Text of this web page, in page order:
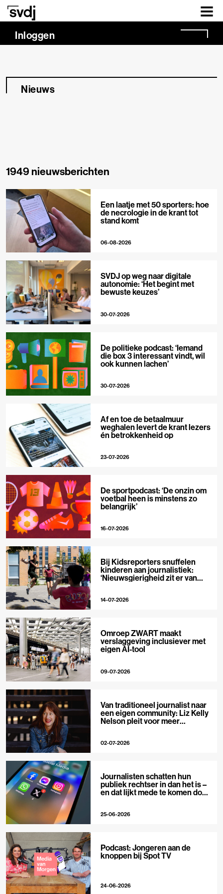
Naar hoofdinhoud
Inloggen
Nieuws
1949 nieuwsberichten
Een laatje met 50 sporters: hoe
de necrologie in de krant tot
stand komt
06-08-2026
SVDJ op weg naar digitale
autonomie: ‘Het begint met
bewuste keuzes’
30-07-2026
De politieke podcast: ‘Iemand
die box 3 interessant vindt, wil
ook kunnen lachen’
30-07-2026
Af en toe de betaalmuur
weghalen levert de krant lezers
én betrokkenheid op
23-07-2026
De sportpodcast: ‘De onzin om
voetbal heen is minstens zo
belangrijk’
16-07-2026
Bij Kidsreporters snuffelen
kinderen aan journalistiek:
‘Nieuwsgierigheid zit er van
14-07-2026
Omroep ZWART maakt
verslaggeving inclusiever met
eigen AI-tool
09-07-2026
Van traditioneel journalist naar
een eigen community: Liz Kelly
Nelson pleit voor meer
02-07-2026
Journalisten schatten hun
publiek rechtser in dan het is –
en dat lijkt mede te komen door
25-06-2026
Podcast: Jongeren aan de
knoppen bij Spot TV
24-06-2026